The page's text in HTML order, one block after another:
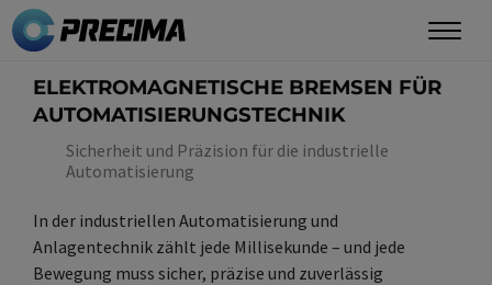
Direkt
zum
ELEKTROMAGNETISCHE BREMSEN FÜR
AUTOMATISIERUNGSTECHNIK
Sicherheit und Präzision für die industrielle
Automatisierung
In der industriellen Automatisierung und
Anlagentechnik zählt jede Millisekunde – und jede
Bewegung muss sicher, präzise und zuverlässig